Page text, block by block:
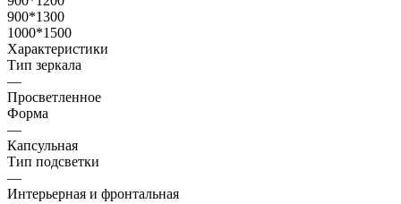
900*1300
1000*1500
Характеристики
Тип зеркала
—
Просветленное
Форма
—
Капсульная
Тип подсветки
—
Интерьерная и фронтальная